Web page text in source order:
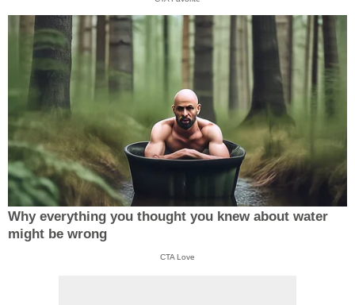
Why everything you thought you knew about water
might be wrong
CTA Love